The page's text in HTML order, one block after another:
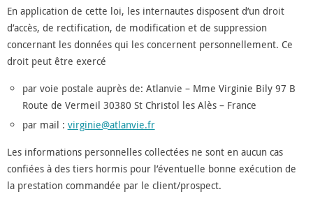
En application de cette loi, les internautes disposent d’un droit
d’accès, de rectification, de modification et de suppression
concernant les données qui les concernent personnellement. Ce
droit peut être exercé
par voie postale auprès de: Atlanvie – Mme Virginie Bily 97 B
Route de Vermeil 30380 St Christol les Alès – France
par mail : virginie@atlanvie.fr
Les informations personnelles collectées ne sont en aucun cas
confiées à des tiers hormis pour l’éventuelle bonne exécution de
la prestation commandée par le client/prospect.